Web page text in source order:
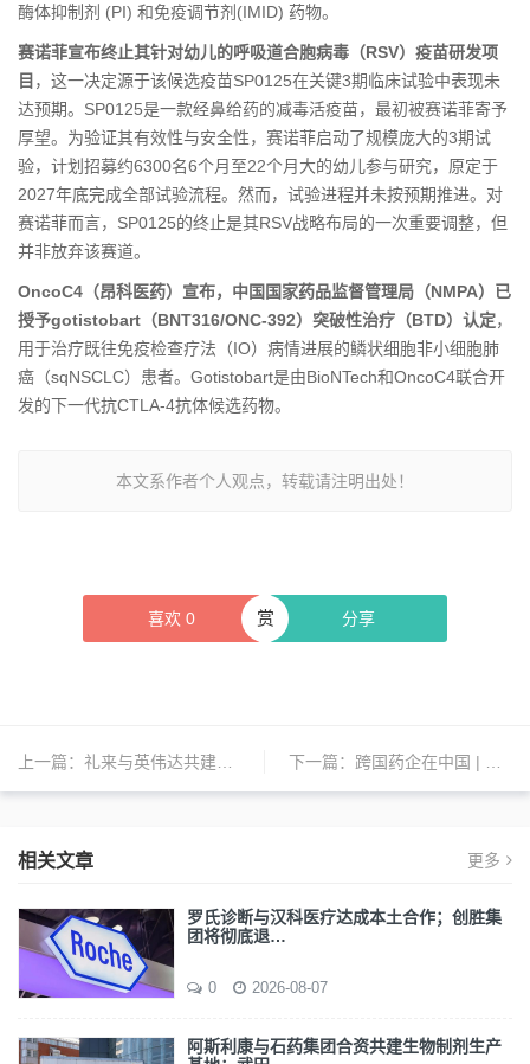
酶体抑制剂 (PI) 和免疫调节剂(IMID) 药物。
赛诺菲宣布终止其针对幼儿的呼吸道合胞病毒（RSV）疫苗研发项
目 ，这一决定源于该候选疫苗SP0125在关键3期临床试验中表现未
达预期。SP0125是一款经鼻给药的减毒活疫苗，最初被赛诺菲寄予
厚望。为验证其有效性与安全性，赛诺菲启动了规模庞大的3期试
验，计划招募约6300名6个月至22个月大的幼儿参与研究，原定于
2027年底完成全部试验流程。然而，试验进程并未按预期推进。对
赛诺菲而言，SP0125的终止是其RSV战略布局的一次重要调整，但
并非放弃该赛道。
OncoC4（昂科医药）宣布，中国国家药品监督管理局（NMPA）已
授予gotistobart（BNT316/ONC-392）突破性治疗（BTD）认定，
用于治疗既往免疫检查疗法（IO）病情进展的鳞状细胞非小细胞肺
癌（sqNSCLC）患者。Gotistobart是由BioNTech和OncoC4联合开
发的下一代抗CTLA-4抗体候选药物。
本文系作者个人观点，转载请注明出处！
喜欢 0 分享
赏
上一篇： 礼来与英伟达共建制药业最强超算和AI工厂；荃信生物与罗氏达成授权交易；第十一批国采拟中选结果公布 | 日报 下一篇： 跨国药企在中国 | 阿斯利康、辉瑞、飞利浦、丹纳赫、诺华、勃林格殷格翰、泰利福、武田、罗氏、费森尤斯卡比等新动态
相关文章 更多
罗氏诊断与汉科医疗达成本土合作；创胜集
团将彻底退…
0 2026-08-07
阿斯利康与石药集团合资共建生物制剂生产